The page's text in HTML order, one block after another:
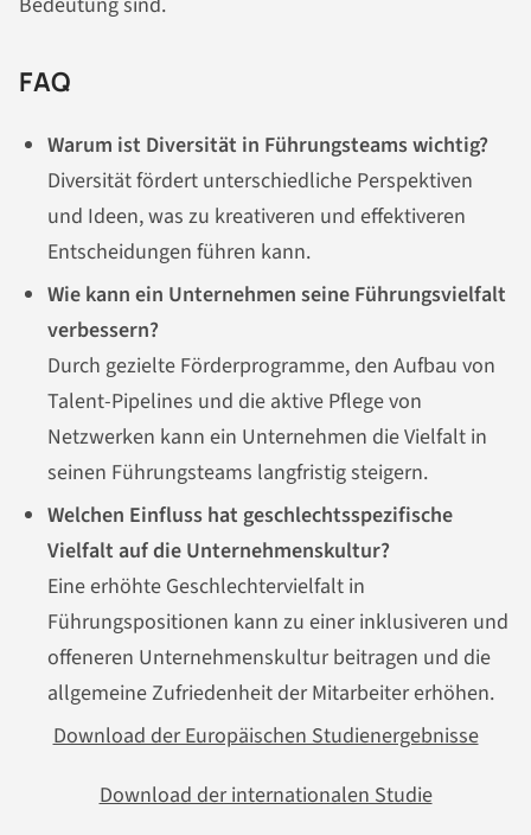
FAQ
Warum ist Diversität in Führungsteams wichtig?
Diversität fördert unterschiedliche Perspektiven
und Ideen, was zu kreativeren und effektiveren
Entscheidungen führen kann.
Wie kann ein Unternehmen seine Führungsvielfalt
verbessern?
Durch gezielte Förderprogramme, den Aufbau von
Talent-Pipelines und die aktive Pflege von
Netzwerken kann ein Unternehmen die Vielfalt in
seinen Führungsteams langfristig steigern.
Welchen Einfluss hat geschlechtsspezifische
Vielfalt auf die Unternehmenskultur?
Eine erhöhte Geschlechtervielfalt in
Führungspositionen kann zu einer inklusiveren und
offeneren Unternehmenskultur beitragen und die
allgemeine Zufriedenheit der Mitarbeiter erhöhen.
Download der Europäischen Studienergebnisse
Download der internationalen Studie